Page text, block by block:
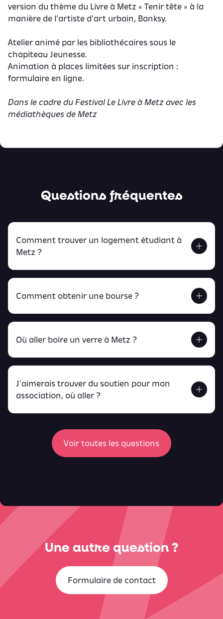
version du thème du Livre à Metz « Tenir tête » à la
manière de l’artiste d’art urbain, Banksy.
Atelier animé par les bibliothécaires sous le
chapiteau Jeunesse.
Animation à places limitées sur inscription :
formulaire en ligne.
Dans le cadre du Festival Le Livre à Metz avec les
médiathèques de Metz
Questions fréquentes
Comment trouver un logement étudiant à
Metz ?
Retrouve tout ça en cliquant ici !
Comment obtenir une bourse ?
Retrouve toutes ces infos ici.
Où aller boire un verre à Metz ?
peux
retrouver ici
J'aimerais trouver du soutien pour mon
association, où aller ?
Voir toutes les questions
Une autre question ?
Formulaire de contact